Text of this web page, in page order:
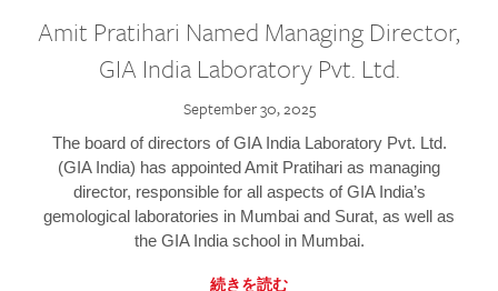
Amit Pratihari Named Managing Director,
GIA India Laboratory Pvt. Ltd.
September 30, 2025
The board of directors of GIA India Laboratory Pvt. Ltd.
(GIA India) has appointed Amit Pratihari as managing
director, responsible for all aspects of GIA India’s
gemological laboratories in Mumbai and Surat, as well as
the GIA India school in Mumbai.
続きを読む